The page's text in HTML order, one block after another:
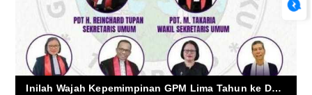
Inilah Wajah Kepemimpinan GPM Lima Tahun ke Depan